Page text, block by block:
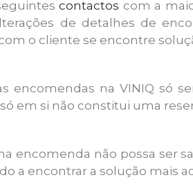
contactos com a
de detalhes de
o cliente se encontre
encomendas na VINIQ só
em si não constitui uma
encomenda não possa ser
a encontrar a solução mais